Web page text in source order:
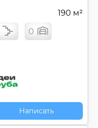
190 м²
0
Написать